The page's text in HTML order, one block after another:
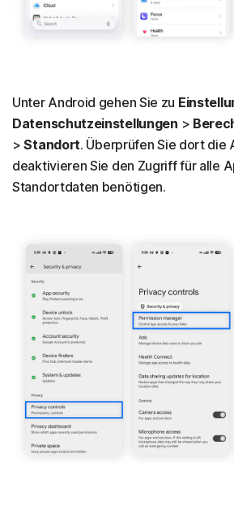
Unter Android gehen Sie zu
Datenschutzeinstellungen >
>Standort. Überprüfen Sie dort die
deaktivieren Sie den Zugriff für alle
Standortdaten benötigen.